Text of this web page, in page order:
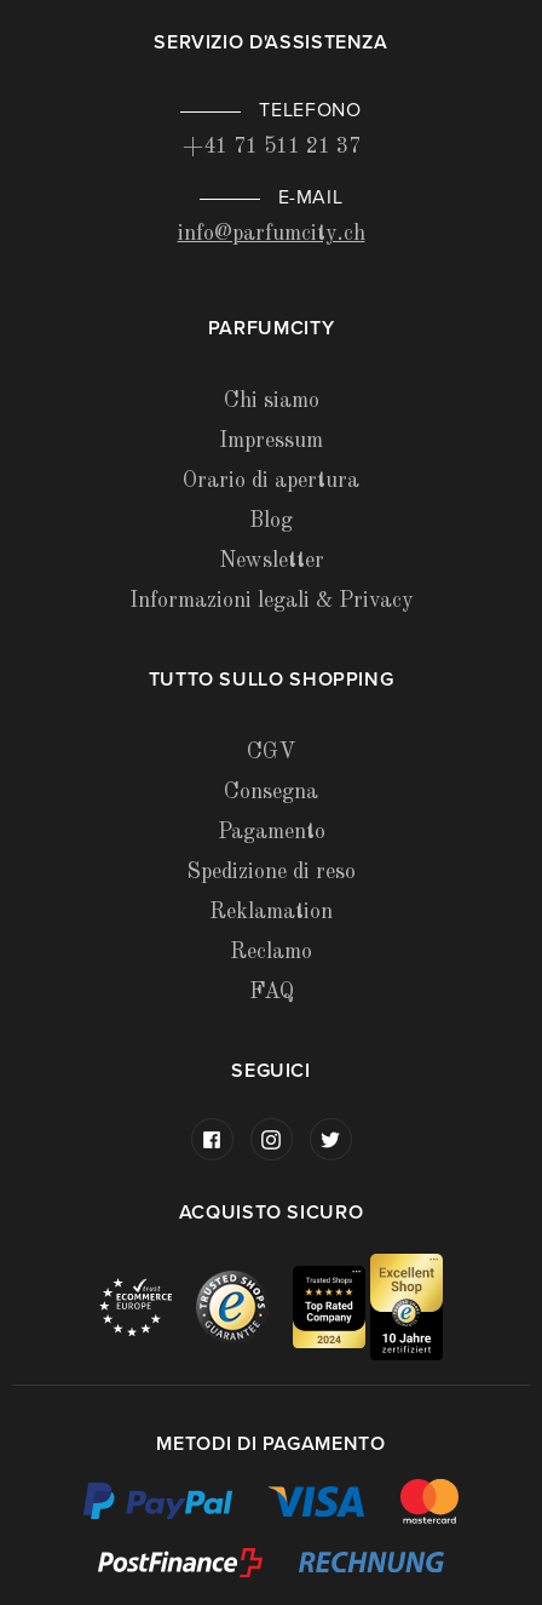
SERVIZIO D'ASSISTENZA
TELEFONO
+41 71 511 21 37
E-MAIL
info@parfumcity.ch
PARFUMCITY
Chi siamo
Impressum
Orario di apertura
Blog
Newsletter
Informazioni legali & Privacy
TUTTO SULLO SHOPPING
CGV
Consegna
Pagamento
Spedizione di reso
Reklamation
Reclamo
FAQ
SEGUICI
ACQUISTO SICURO
METODI DI PAGAMENTO